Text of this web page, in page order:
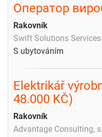
Оператор
Rakovník
Swift Solutions Services
S ubytováním
Elektrikář
48.000 KČ)
Rakovník
Advantage Consulting,